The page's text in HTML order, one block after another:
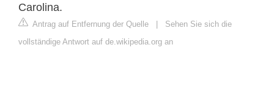
Carolina.
Antrag auf Entfernung der Quelle | Sehen Sie sich die
vollständige Antwort auf de.wikipedia.org an